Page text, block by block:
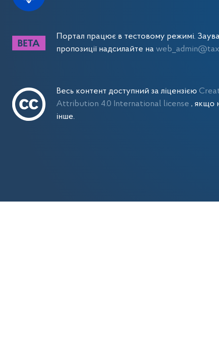
Портал працює в тестовому режимі.
пропозиції надсилайте на
Весь контент доступний за ліцензією
Attribution 4.0 International license , якщо
інше.